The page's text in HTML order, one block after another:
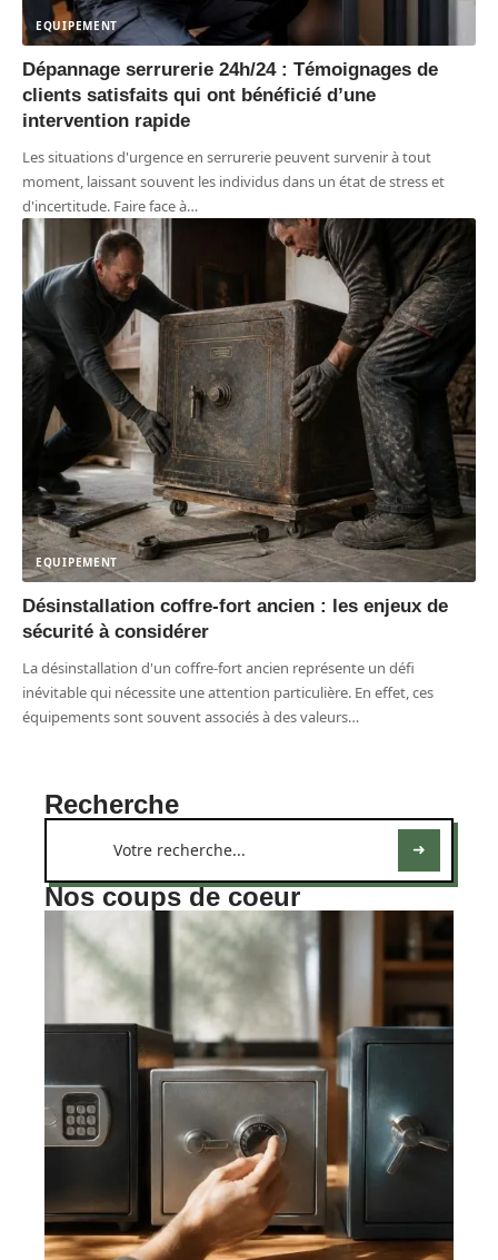
EQUIPEMENT
Dépannage serrurerie 24h/24 : Témoignages de
clients satisfaits qui ont bénéficié d’une
intervention rapide
Les situations d'urgence en serrurerie peuvent survenir à tout
moment, laissant souvent les individus dans un état de stress et
d'incertitude. Faire face à…
EQUIPEMENT
Désinstallation coffre-fort ancien : les enjeux de
sécurité à considérer
La désinstallation d'un coffre-fort ancien représente un défi
inévitable qui nécessite une attention particulière. En effet, ces
équipements sont souvent associés à des valeurs…
Recherche
Nos coups de coeur